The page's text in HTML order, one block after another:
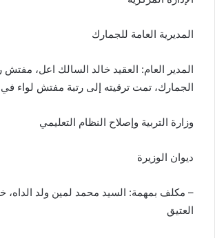
المديرية العامة للجمارك
المدير العام: العقيد خالد السالك اعل،
الجمارك، تمت ترقيته إلى رتبة مفتش لواء
وزارة التربية وإصلاح النظام التعليمي
ديوان الوزيرة
– مكلف بمهمة: السيد محمد لمين ولد الداه،
العتيق